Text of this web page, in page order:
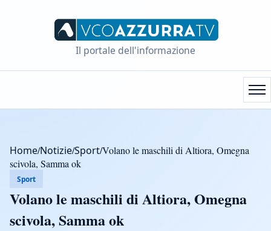
Il portale dell'informazione
Home/Notizie/Sport/Volano le maschili di Altiora, Omegna
scivola, Samma ok
Sport
Volano le maschili di Altiora, Omegna
scivola, Samma ok